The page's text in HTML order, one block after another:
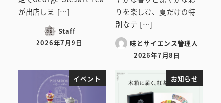
が出店しま […]
Staff
投稿日
2026年7月9日
りを楽しむ、夏だけの特
別なテ […]
味とサイエンス管理人
投稿日
2026年7月8日
イベント お知らせ